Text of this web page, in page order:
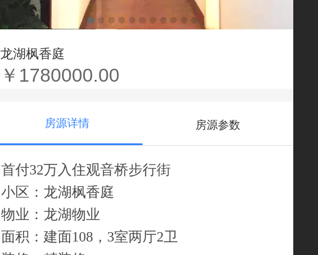
龙湖枫香庭
￥1780000.00
房源详情 房源参数
首付32万入住观音桥步行街
小区：龙湖枫香庭
物业：龙湖物业
面积：建面108，3室两厅2卫